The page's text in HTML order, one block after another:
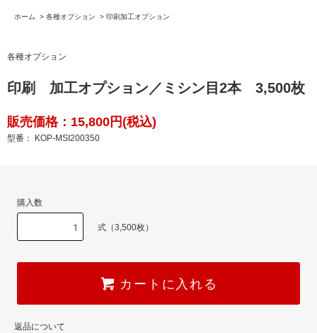
ホーム > 各種オプション > 印刷加工オプション
各種オプション
印刷 加工オプション／ミシン目2本 3,500枚
販売価格：15,800円(税込)
型番： KOP-MSI200350
購入数
式（3,500枚）
カートに入れる
返品について